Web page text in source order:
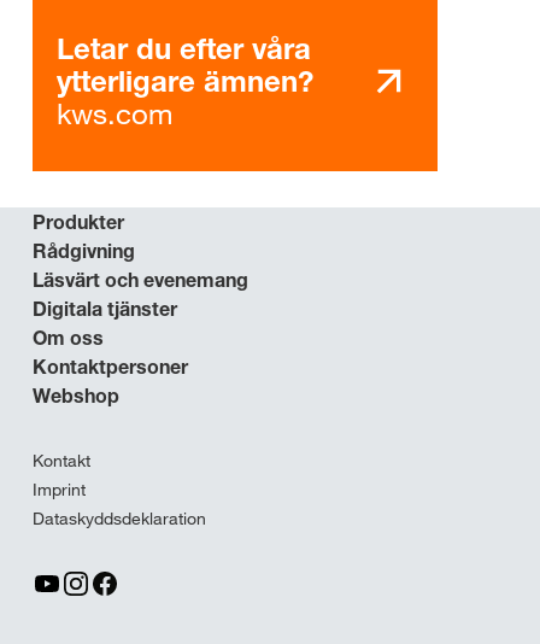
Letar du efter våra
ytterligare ämnen?
kws.com
Produkter
Rådgivning
Läsvärt och evenemang
Digitala tjänster
Om oss
Kontaktpersoner
Webshop
Kontakt
Imprint
Dataskyddsdeklaration